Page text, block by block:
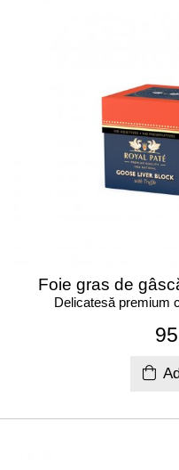
Foie gras de
Delicatesă premium